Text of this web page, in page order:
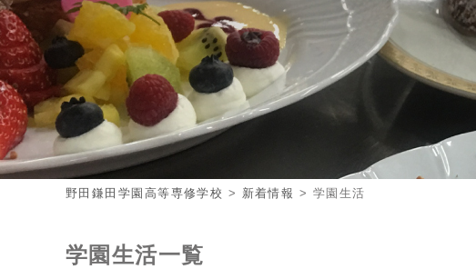
野田鎌田学園高等専修学校 > 新着情報 > 学園生活
学園生活一覧